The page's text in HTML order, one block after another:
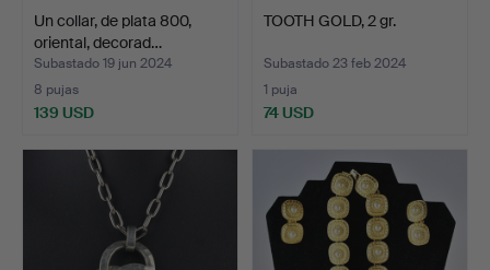
Un collar, de plata 800,
oriental, decorad…
Subastado 19 jun 2024
8 pujas
139 USD
TOOTH GOLD, 2 gr.
Subastado 23 feb 2024
1 puja
74 USD